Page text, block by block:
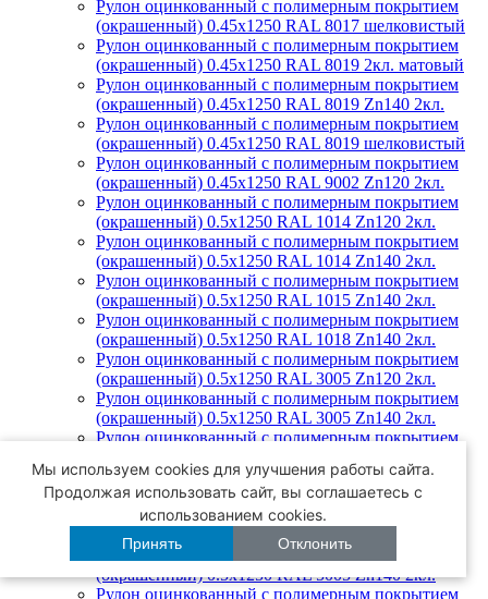
Рулон оцинкованный с полимерным покрытием
(окрашенный) 0.45x1250 RAL 8017 шелковистый
Рулон оцинкованный с полимерным покрытием
(окрашенный) 0.45x1250 RAL 8019 2кл. матовый
Рулон оцинкованный с полимерным покрытием
(окрашенный) 0.45x1250 RAL 8019 Zn140 2кл.
Рулон оцинкованный с полимерным покрытием
(окрашенный) 0.45x1250 RAL 8019 шелковистый
Рулон оцинкованный с полимерным покрытием
(окрашенный) 0.45x1250 RAL 9002 Zn120 2кл.
Рулон оцинкованный с полимерным покрытием
(окрашенный) 0.5x1250 RAL 1014 Zn120 2кл.
Рулон оцинкованный с полимерным покрытием
(окрашенный) 0.5x1250 RAL 1014 Zn140 2кл.
Рулон оцинкованный с полимерным покрытием
(окрашенный) 0.5x1250 RAL 1015 Zn140 2кл.
Рулон оцинкованный с полимерным покрытием
(окрашенный) 0.5x1250 RAL 1018 Zn140 2кл.
Рулон оцинкованный с полимерным покрытием
(окрашенный) 0.5x1250 RAL 3005 Zn120 2кл.
Рулон оцинкованный с полимерным покрытием
(окрашенный) 0.5x1250 RAL 3005 Zn140 2кл.
Рулон оцинкованный с полимерным покрытием
Рулон оцинкованный с полимерным покрытием
(окрашенный) 0.5x1250 RAL 3011 Zn140 2кл.
Рулон оцинкованный с полимерным покрытием
(окрашенный) 0.5x1250 RAL 5002 Zn140 2кл.
Рулон оцинкованный с полимерным покрытием
(окрашенный) 0.5x1250 RAL 5005 Zn140 2кл.
Рулон оцинкованный с полимерным покрытием
Мы используем cookies для улучшения работы сайта.
Продолжая использовать сайт, вы соглашаетесь с
использованием cookies.
Принять Отклонить